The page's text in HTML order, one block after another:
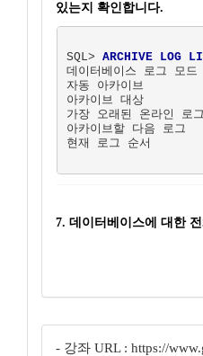
있는지 확인합니다.
SQL> ARCHIVE LOG
데이터베이스 로그
자동 아카이브
아카이브 대상
가장 오래된 온라인
아카이브할 다음
현재 로그 순서
7. 데이터베이스에 대한
- 강좌 URL : https://